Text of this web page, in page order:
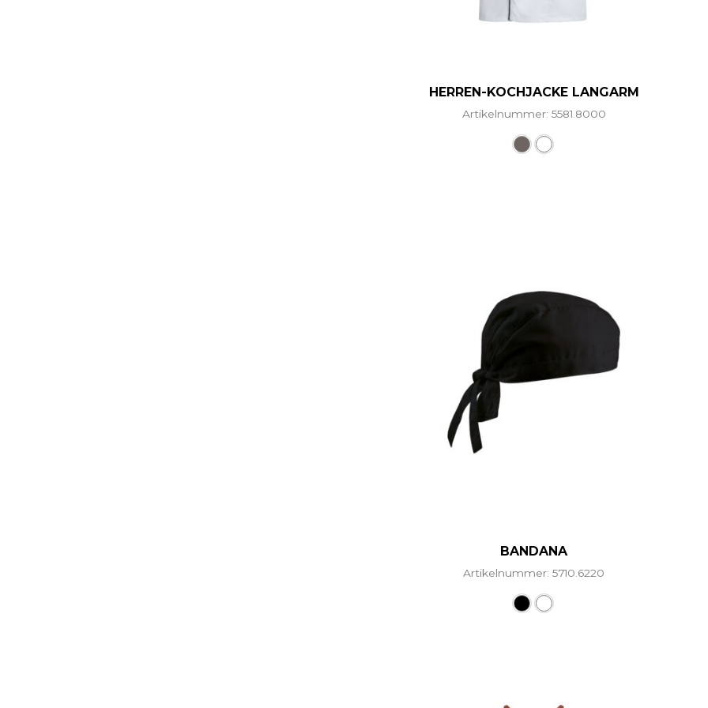
HERREN-KOCHJACKE LANGARM
Artikelnummer: 5581.8000
BANDANA
Artikelnummer: 5710.6220